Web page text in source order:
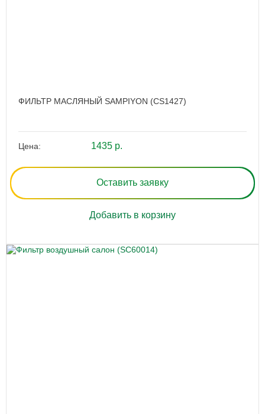
ФИЛЬТР МАСЛЯНЫЙ SAMPIYON (CS1427)
Цена: 1435 р.
Оставить заявку
Добавить в корзину